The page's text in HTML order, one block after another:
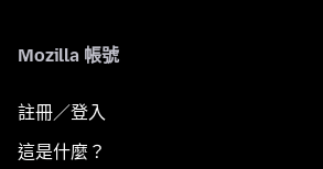
Mozilla 帳號
註冊／登入
這是什麼？